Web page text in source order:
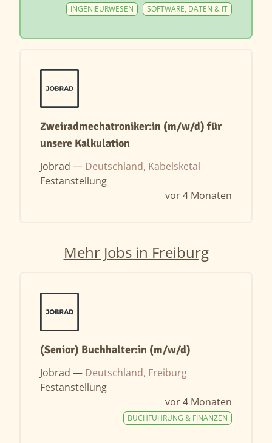
SOFTWARE, DATEN & IT
INGENIEURWESEN
Zweiradmechatroniker:in (m/w/d) für
unsere Kalkulation
Jobrad — Deutschland, Kabelsketal
Festanstellung
vor 4 Monaten
Mehr Jobs in Freiburg
(Senior) Buchhalter:in (m/w/d)
Jobrad — Deutschland, Freiburg
Festanstellung
vor 4 Monaten
BUCHFÜHRUNG & FINANZEN